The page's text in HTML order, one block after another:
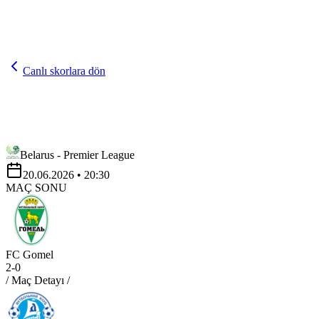
Canlı skorlara dön
Belarus - Premier League
20.06.2026 • 20:30
MAÇ SONU
FC Gomel
2-0
/ Maç Detayı /